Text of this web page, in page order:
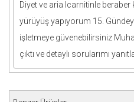
Diyet ve aria lcarnitinle
yürüyüş yapıyorum 15.
işletmeye güvenebilirsiniz
çıktı ve detaylı sorularımı